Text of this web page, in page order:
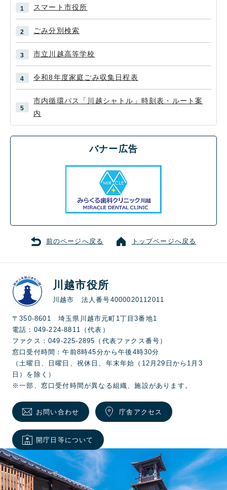
スマート市役所
ごみ分別検索
市立川越高等学校
令和8年度家庭ごみ収集日程表
市内循環バス「川越シャトル」時刻表・ルート案
内
バナー広告
前のページへ戻る トップページへ戻る
川越市役所
川越市 法人番号4000020112011
〒350-8601 埼玉県川越市元町1丁目3番地1
電話：049-224-8811（代表）
ファクス：049-225-2895（代表ファクス番号）
窓口受付時間：午前8時45分から午後4時30分
（土曜日、日曜日、祝休日、年末年始（12月29日から1月3
日）を除く）
※一部、窓口受付時間が異なる組織、施設があります。
お問い合わせ 庁舎アクセス
開庁日等について